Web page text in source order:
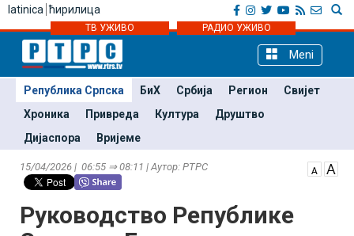
latinica ћирилица
ТВ УЖИВО РАДИО УЖИВО
Meni
Република Српска БиХ Србија Регион
Свијет
Хроника
Привреда Култура
Друштво
Дијаспора
Вријеме
15/04/2026 | 06:55 ⇒ 08:11 | Аутор: РТРС
Руководство Републике